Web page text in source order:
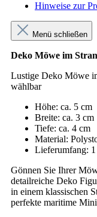
Hinweise zur
Menü schließen
Deko Möwe im
Lustige Deko Möwe
wählbar
Höhe: ca. 5 cm
Breite: ca. 3 cm
Tiefe: ca. 4 cm
Material:
Lieferumfang:
Gönnen Sie Ihrer
detailreiche Deko
in einem klassischen
perfekte maritime